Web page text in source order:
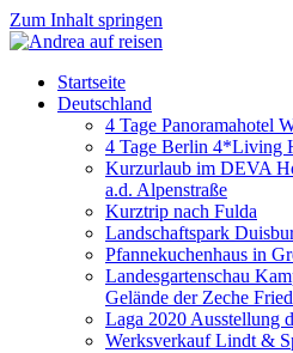
Zum Inhalt springen
Startseite
Deutschland
4 Tage Panoramahotel
4 Tage Berlin 4*Living
Kurzurlaub im DEVA
a.d. Alpenstraße
Kurztrip nach Fulda
Landschaftspark
Pfannekuchenhaus in
Landesgartenschau
Gelände der Zeche
Laga 2020 Ausstellung
Werksverkauf Lindt &